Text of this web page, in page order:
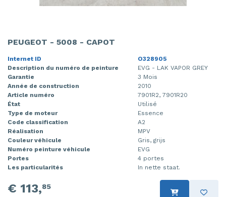
PEUGEOT - 5008 - CAPOT
Internet ID
O328905
Description du numéro de peinture
EVG - LAK VAPOR GREY
Garantie
3 Mois
Année de construction
2010
Article numéro
7901R2, 7901R20
État
Utilisé
Type de moteur
Essence
Code classification
A2
Réalisation
MPV
Couleur véhicule
Gris, grijs
Numéro peinture véhicule
EVG
Portes
4 portes
Les particularités
In nette staat.
€ 113,85